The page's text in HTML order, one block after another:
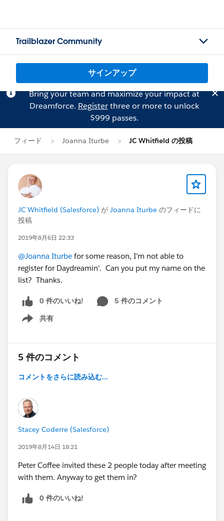
Trailblazer Community
サインアップ
Bring your team and maximize your impact at
Dreamforce. Registerthree or more to unlock
$999 passes.
フィード Joanna Iturbe JC Whitfield の投稿
JC Whitfield (Salesforce) が Joanna Iturbe のフィードに
投稿
2019年8月6日 22:33
@Joanna Iturbe for some reason, I'm not able to
register for Daydreamin'. Can you put my name on the
list? Thanks.
0 件のいいね!
5 件のコメント
共有
Show menu
5 件のコメント
コメントをさらに読み込む...
Stacey Coderre (Salesforce)
2019年8月14日 18:21
Peter Coffee invited these 2 people today after meeting
with them. Anyway to get them in?
0 件のいいね!